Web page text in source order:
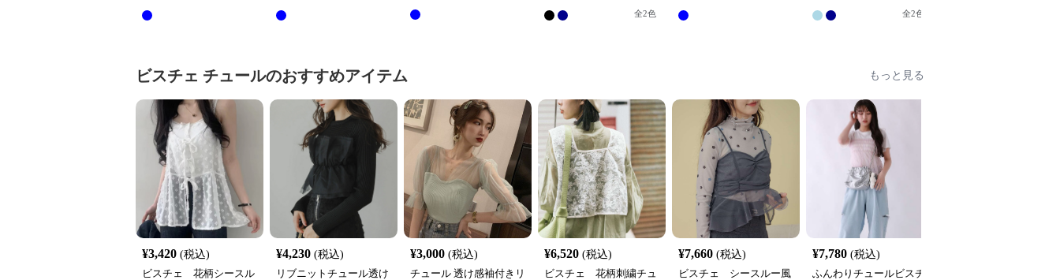
全2色 全2色
ビスチェ チュールのおすすめアイテム もっと見る
¥3,420 (税込)
ビスチェ 花柄シースル
¥4,230 (税込)
リブニットチュール透け
¥3,000 (税込)
チュール 透け感袖付きリ
¥6,520 (税込)
ビスチェ 花柄刺繍チュ
¥7,660 (税込)
ビスチェ シースルー風
¥7,780 (税込)
ふんわりチュールビスチ